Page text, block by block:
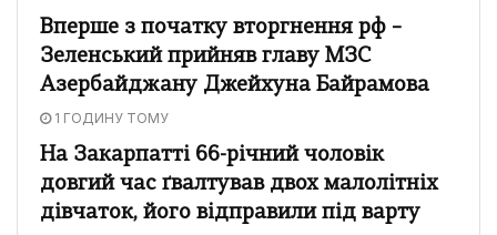
Вперше з початку вторгнення рф –
Зеленський прийняв главу МЗС
Азербайджану Джейхуна Байрамова
1 ГОДИНУ ТОМУ
На Закарпатті 66-річний чоловік
довгий час ґвалтував двох малолітніх
дівчаток, його відправили під варту